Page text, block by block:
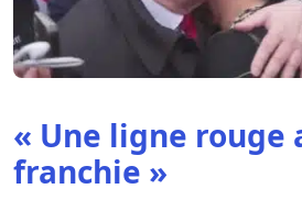
« Une ligne rouge
franchie »